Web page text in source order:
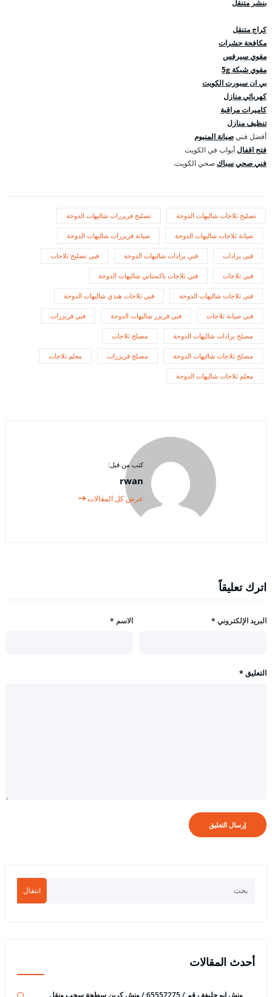
بنشر متنقل
كراج متنقل
مكافحة حشرات
مقوي سيرفس
مقوي شبكة 5g
بي ان سبورت الكويت
كهربائي منازل
كاميرات مراقبة
تنظيف منازل
أفضل فنيصيانة المنيوم
فتح اقفالأبواب في الكويت
فني صحيسباك صحي الكويت.
تصليح ثلاجات شاليهات الدوحة تصليح فريزرات شاليهات الدوحة
صيانة ثلاجات شاليهات الدوحة صيانة فريزرات شاليهات الدوحة
فني برادات فني برادات شاليهات الدوحة فني تصليح ثلاجات
فني ثلاجات فني ثلاجات باكستاني شاليهات الدوحة
فني ثلاجات شاليهات الدوحة فني ثلاجات هندي شاليهات الدوحة
فني صيانة ثلاجات فني فريزر شاليهات الدوحة فني فريزرات
مصلح برادات شاليهات الدوحة مصلح ثلاجات
مصلح ثلاجات شاليهات الدوحة مصلح فريزرات معلم ثلاجات
معلم ثلاجات شاليهات الدوحة
كتب من قبل:
rwan
عرض كل المقالات
اترك تعليقاً
الاسم * البريد الإلكتروني *
التعليق *
انتقال
أحدث المقالات